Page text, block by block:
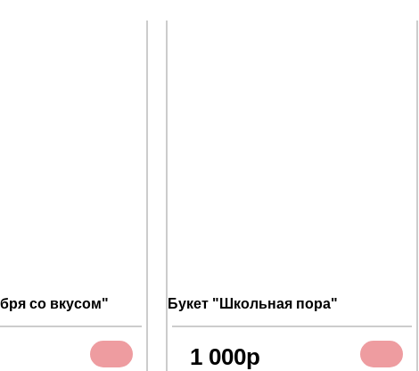
со вкусом" Букет "Школьная пора"
1 000р